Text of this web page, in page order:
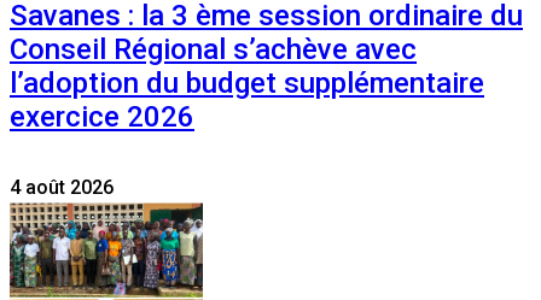
Savanes : la 3 ème session ordinaire du
Conseil Régional s’achève avec
l’adoption du budget supplémentaire
exercice 2026
4 août 2026